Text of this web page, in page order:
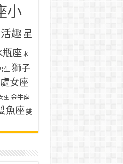
小
趣 星
瓶座 水
生 獅子
處女座
生 金牛座
魚座 雙